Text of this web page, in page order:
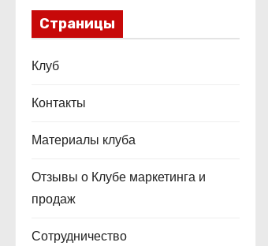
Страницы
Клуб
Контакты
Материалы клуба
Отзывы о Клубе маркетинга и
продаж
Сотрудничество